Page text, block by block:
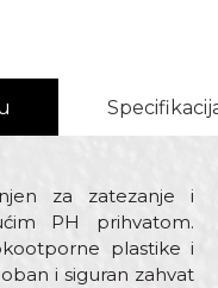
za zatezanje i
PH prihvatom.
plastike i
i siguran zahvat